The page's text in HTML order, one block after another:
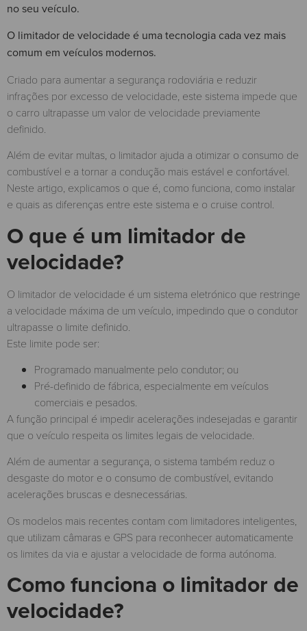
no seu veículo.
O limitador de velocidade é uma tecnologia cada vez mais
comum em veículos modernos.
Criado para aumentar a segurança rodoviária e reduzir
infrações por excesso de velocidade, este sistema impede que
o carro ultrapasse um valor de velocidade previamente
definido.
Além de evitar multas, o limitador ajuda a otimizar o consumo de
combustível e a tornar a condução mais estável e confortável.
Neste artigo, explicamos o que é, como funciona, como instalar
e quais as diferenças entre este sistema e o cruise control.
O que é um limitador de
velocidade?
O limitador de velocidade é um sistema eletrónico que restringe
a velocidade máxima de um veículo, impedindo que o condutor
ultrapasse o limite definido.
Este limite pode ser:
Programado manualmente pelo condutor; ou
Pré-definido de fábrica, especialmente em veículos
comerciais e pesados.
A função principal é impedir acelerações indesejadas e garantir
que o veículo respeita os limites legais de velocidade.
Além de aumentar a segurança, o sistema também reduz o
desgaste do motor e o consumo de combustível, evitando
acelerações bruscas e desnecessárias.
Os modelos mais recentes contam com limitadores inteligentes,
que utilizam câmaras e GPS para reconhecer automaticamente
os limites da via e ajustar a velocidade de forma autónoma.
Como funciona o limitador de
velocidade?